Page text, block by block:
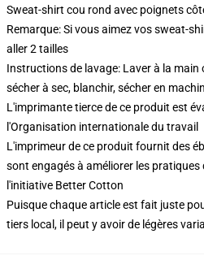
Sweat-shirt cou rond avec poignets
Remarque: Si vous aimez vos sweat-
aller 2 tailles
Instructions de lavage: Laver à la
sécher à sec, blanchir, sécher en
L'imprimante tierce de ce produit est
l'Organisation internationale du travail
L'imprimeur de ce produit fournit des
sont engagés à améliorer les
l'initiative Better Cotton
Puisque chaque article est fait juste
tiers local, il peut y avoir de légères